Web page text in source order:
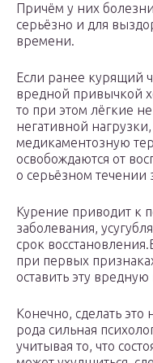
Причём у них
серьёзно и для
времени.
Если ранее курящий
вредной привычкой
то при этом лёгкие
негативной
медикаментозную
освобождаются от
о серьёзном течении
Курение приводит к
заболевания,
срок
при первых
оставить эту
Конечно, сделать это
рода сильная
учитывая то, что